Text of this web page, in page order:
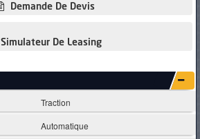
Demande De Devis
Simulateur De Leasing
Traction
Automatique